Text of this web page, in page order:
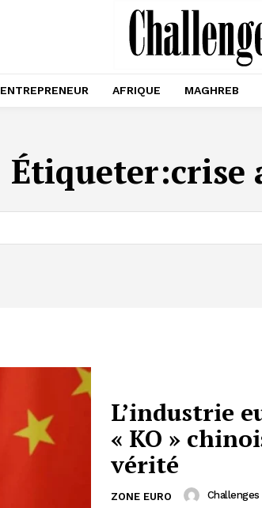
ENTREPRENEUR AFRIQUE MAGHREB
Étiqueter:crise
L’industrie
« KO »
vérité
ZONE EURO Challenges